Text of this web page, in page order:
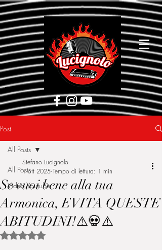
[google5752d089b3584a1d.html]
Post
All Posts
Video Youtube
All Posts
Se vuoi bene alla tua
Armonica, EVITA QUESTE
ABITUDINI!⚠️💀⚠️
Stefano Lucignolo
1 ott 2025 Tempo di lettura: 1 min
Valutazione NaN stelle su 5.